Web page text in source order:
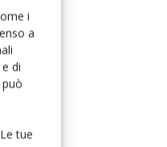
i
a
di
tue